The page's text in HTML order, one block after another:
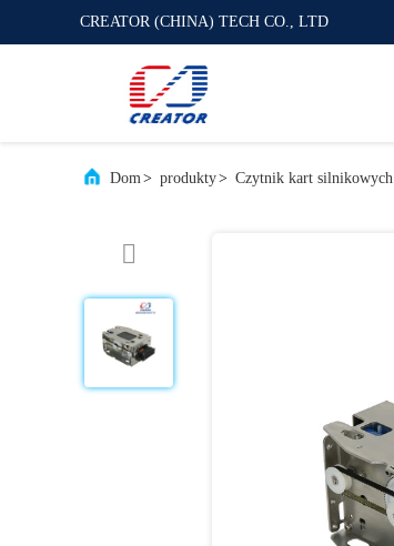
CREATOR (CHINA) TECH CO., LTD
Dom> produkty> Czytnik kart silnikowych